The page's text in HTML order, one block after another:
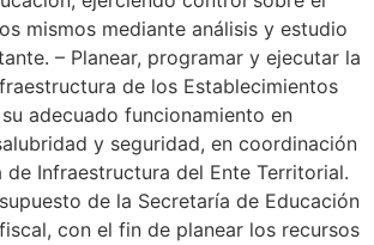
mismos mediante análisis y estudio
– Planear, programar y ejecutar la
de los Establecimientos
adecuado funcionamiento en
y seguridad, en coordinación
de Infraestructura del Ente Territorial.
de la Secretaría de Educación
con el fin de planear los recursos